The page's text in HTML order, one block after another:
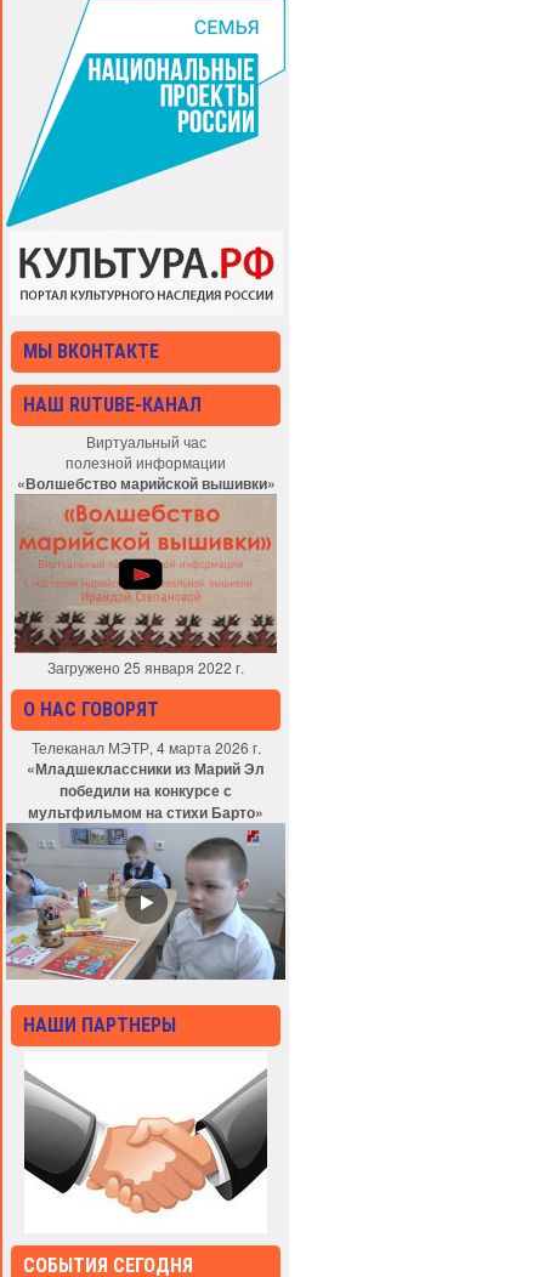
МЫ ВКОНТАКТЕ
НАШ RUTUBE-КАНАЛ
Виртуальный час
полезной информации
«Волшебство марийской вышивки»
Загружено 25 января 2022 г.
О НАС ГОВОРЯТ
Телеканал МЭТР, 4 марта 2026 г.
«Младшеклассники из Марий Эл
победили на конкурсе с
мультфильмом на стихи Барто»
НАШИ ПАРТНЕРЫ
СОБЫТИЯ СЕГОДНЯ